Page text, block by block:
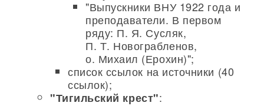
"Выпускники ВНУ 1922 года и
преподаватели. В первом
ряду: П. Я. Сусляк,
П. Т. Новограбленов,
о. Михаил (Ерохин)";
список ссылок на источники (40
ссылок);
"Тигильский крест":